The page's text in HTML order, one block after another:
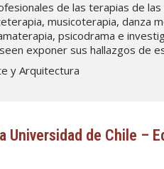
de las terapias de
musicoterapia, danza
psicodrama e
exponer sus hallazgos de
y Arquitectura
Universidad de Chile –